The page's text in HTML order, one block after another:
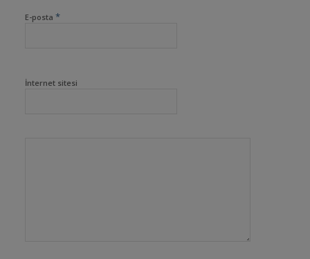
E-posta *
İnternet sitesi